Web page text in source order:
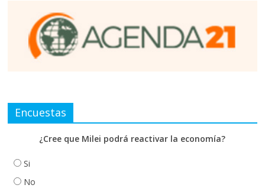
Encuestas
¿Cree que Milei podrá reactivar la economía?
Si
No